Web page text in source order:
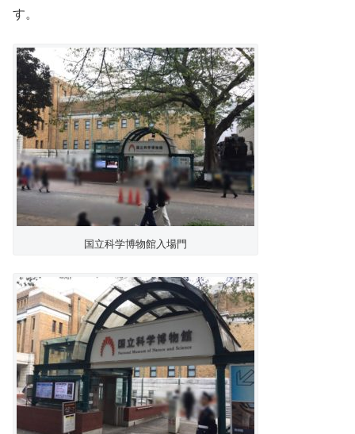
す。
国立科学博物館入場門